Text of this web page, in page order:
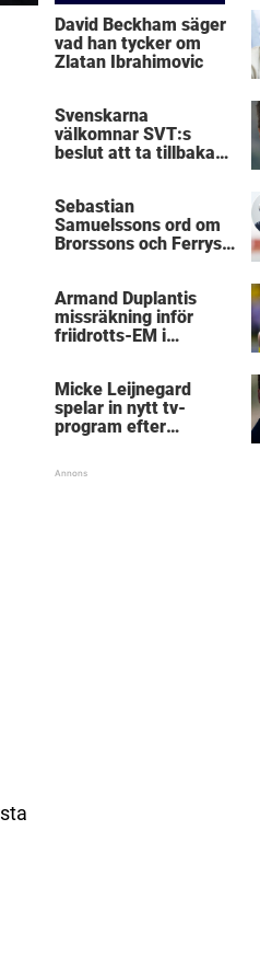
David Beckham säger
vad han tycker om
Zlatan Ibrahimovic
Svenskarna
välkomnar SVT:s
beslut att ta tillbaka
Sebastian
Samuelssons ord om
Brorssons och Ferrys
Armand Duplantis
missräkning inför
friidrotts-EM i
Micke Leijnegard
spelar in nytt tv-
program efter